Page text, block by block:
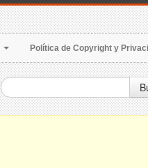
Política de Copyright y